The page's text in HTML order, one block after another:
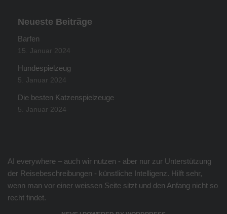
Neueste Beiträge
Barfen
15. Januar 2024
Hundespielzeug
5. Januar 2024
Die besten Katzenspielzeuge
5. Januar 2024
AI everywhere – auch wir nutzen - aber nur zur Unterstützung
der Reisebeschreibungen - künstliche Intelligenz. Hilft sehr,
wenn man vor einer weissen Seite sitzt und den Anfang nicht so
recht findet.